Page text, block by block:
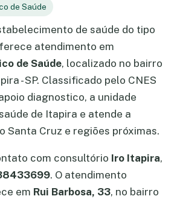
de Saúde
de saúde do tipo
atendimento em
de Saúde, localizado no bairro
- SP. Classificado pelo CNES
diagnostico, a unidade
de Itapira e atende a
Santa Cruz e regiões próximas.
com consultório Iro Itapira,
. O atendimento
em Rui Barbosa, 33, no bairro